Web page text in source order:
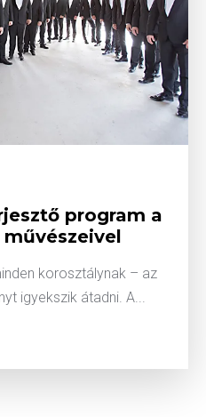
program a
korosztálynak – az
igyekszik átadni. A...